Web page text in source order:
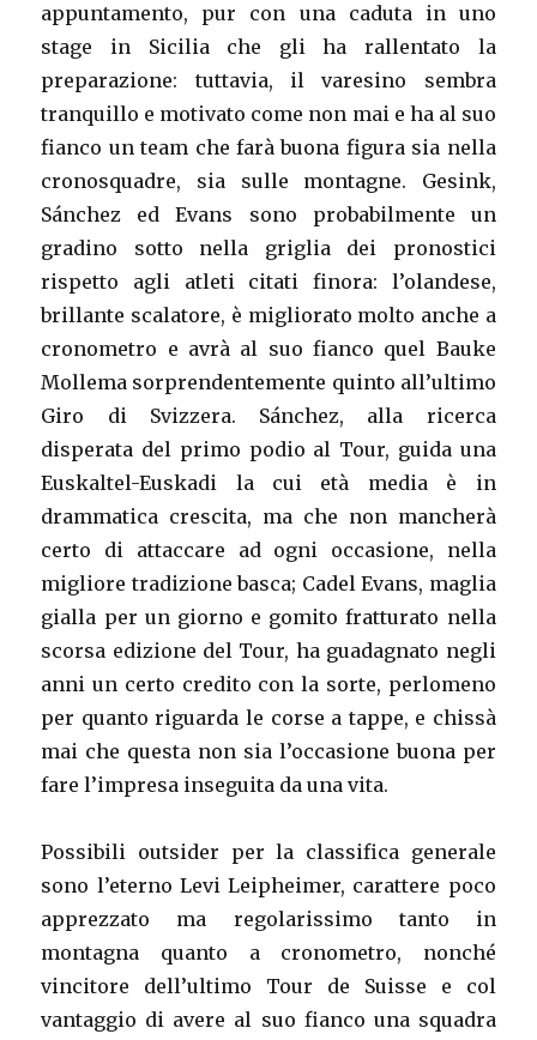
appuntamento, pur con una caduta in uno
stage in Sicilia che gli ha rallentato la
preparazione: tuttavia, il varesino sembra
tranquillo e motivato come non mai e ha al suo
fianco un team che farà buona figura sia nella
cronosquadre, sia sulle montagne. Gesink,
Sánchez ed Evans sono probabilmente un
gradino sotto nella griglia dei pronostici
rispetto agli atleti citati finora: l’olandese,
brillante scalatore, è migliorato molto anche a
cronometro e avrà al suo fianco quel Bauke
Mollema sorprendentemente quinto all’ultimo
Giro di Svizzera. Sánchez, alla ricerca
disperata del primo podio al Tour, guida una
Euskaltel-Euskadi la cui età media è in
drammatica crescita, ma che non mancherà
certo di attaccare ad ogni occasione, nella
migliore tradizione basca; Cadel Evans, maglia
gialla per un giorno e gomito fratturato nella
scorsa edizione del Tour, ha guadagnato negli
anni un certo credito con la sorte, perlomeno
per quanto riguarda le corse a tappe, e chissà
mai che questa non sia l’occasione buona per
fare l’impresa inseguita da una vita.
Possibili outsider per la classifica generale
sono l’eterno Levi Leipheimer, carattere poco
apprezzato ma regolarissimo tanto in
montagna quanto a cronometro, nonché
vincitore dell’ultimo Tour de Suisse e col
vantaggio di avere al suo fianco una squadra